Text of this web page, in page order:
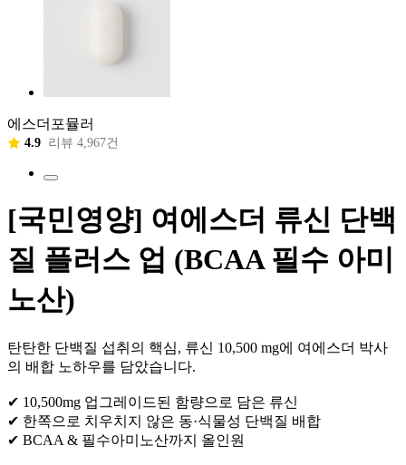
에스더포뮬러
4.9 리뷰 4,967건
[국민영양] 여에스더 류신 단백
질 플러스 업 (BCAA 필수 아미
노산)
탄탄한 단백질 섭취의 핵심, 류신 10,500 mg에 여에스더 박사
의 배합 노하우를 담았습니다.
✔ 10,500mg 업그레이드된 함량으로 담은 류신
✔ 한쪽으로 치우치지 않은 동·식물성 단백질 배합
✔ BCAA & 필수아미노산까지 올인원